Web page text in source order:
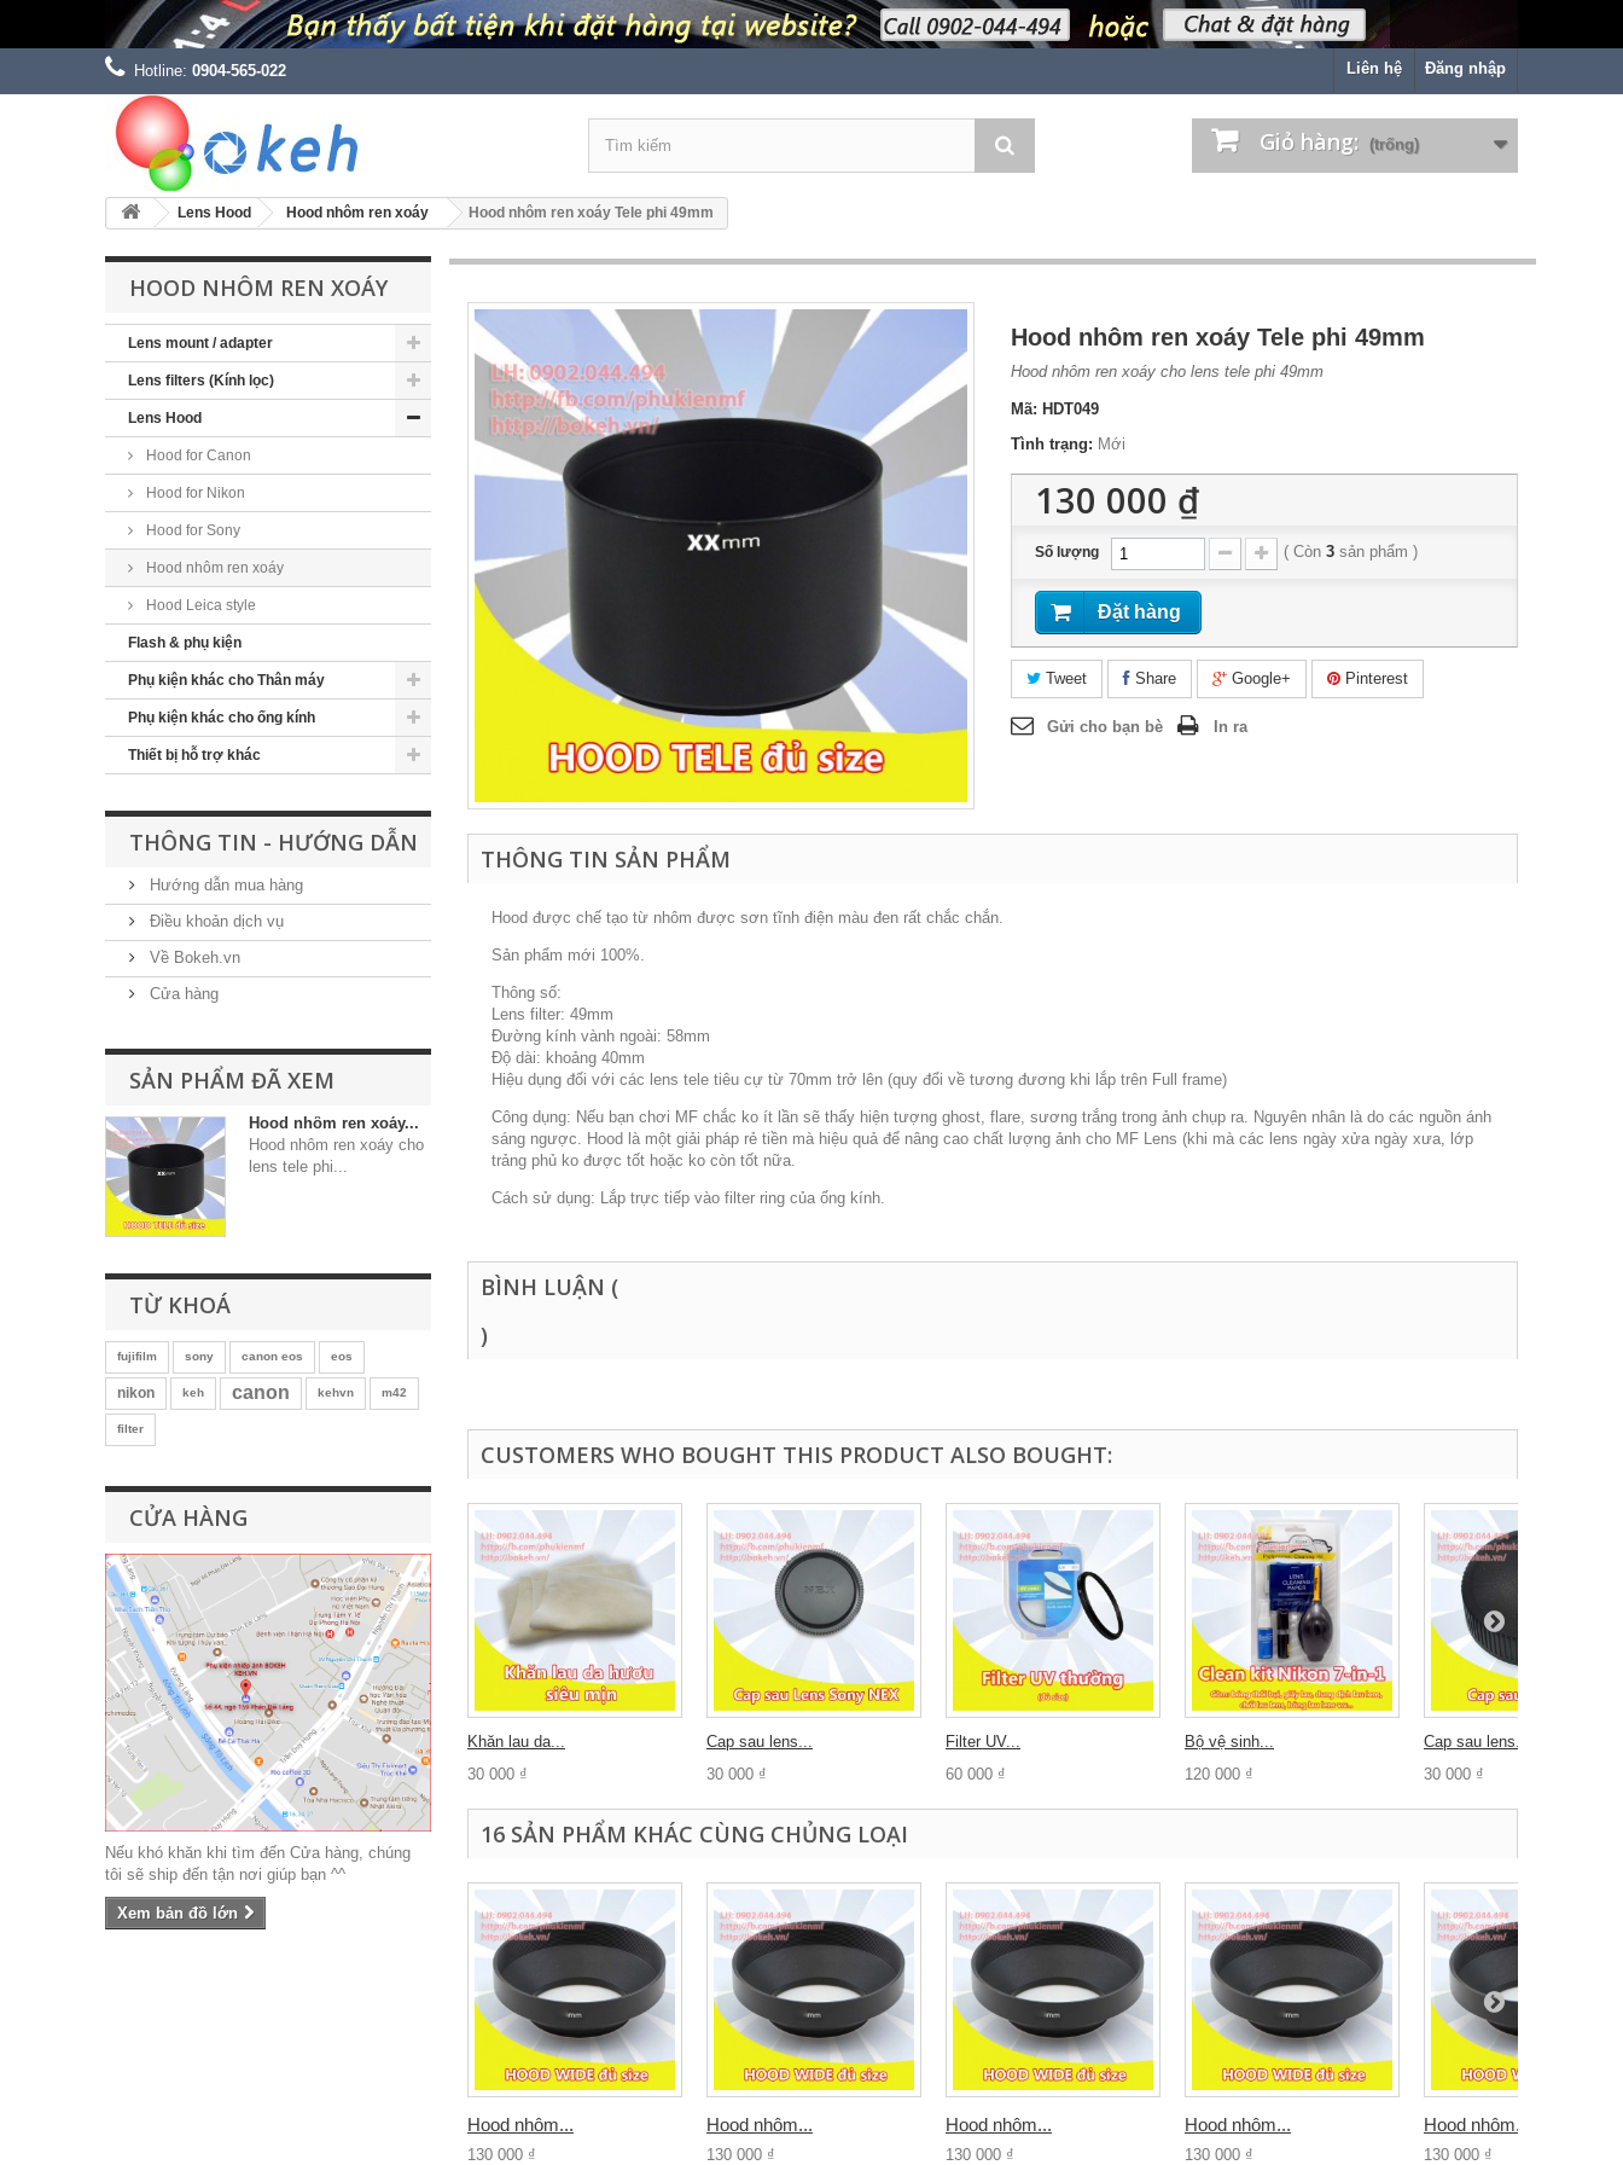
Đăng nhập
Liên hệ
Hotline: 0904-565-022
Giỏ hàng: (trống)
Lens Hood Hood nhôm ren xoáy Hood nhôm ren xoáy Tele phi 49mm
HOOD NHÔM REN XOÁY
Lens mount / adapter
Lens filters (Kính lọc)
Lens Hood
Hood for Canon
Hood for Nikon
Hood for Sony
Hood nhôm ren xoáy
Hood Leica style
Flash & phụ kiện
Phụ kiện khác cho Thân máy
Phụ kiện khác cho ống kính
Thiết bị hỗ trợ khác
THÔNG TIN - HƯỚNG DẪN
Hướng dẫn mua hàng
Điều khoản dịch vụ
Về Bokeh.vn
Cửa hàng
SẢN PHẨM ĐÃ XEM
Hood nhôm ren xoáy...
Hood nhôm ren xoáy cho
lens tele phi...
TỪ KHOÁ
fujifilm sony canon eos eos
nikon keh canon kehvn m42
filter
CỬA HÀNG
Nếu khó khăn khi tìm đến Cửa hàng, chúng
tôi sẽ ship đến tận nơi giúp bạn ^^
Xem bản đồ lớn
Hood nhôm ren xoáy Tele phi 49mm
Hood nhôm ren xoáy cho lens tele phi 49mm
Mã: HDT049
Tình trạng: Mới
130 000 ₫
Số lượng ( Còn 3 sản phẩm )
Đặt hàng
Tweet Share Google+ Pinterest
Gửi cho bạn bè In ra
THÔNG TIN SẢN PHẨM
Hood được chế tạo từ nhôm được sơn tĩnh điện màu đen rất chắc chắn.
Sản phẩm mới 100%.
Thông số:
Lens filter: 49mm
Đường kính vành ngoài: 58mm
Độ dài: khoảng 40mm
Hiệu dụng đối với các lens tele tiêu cự từ 70mm trở lên (quy đổi về tương đương khi lắp trên Full frame)
Công dụng: Nếu bạn chơi MF chắc ko ít lần sẽ thấy hiện tượng ghost, flare, sương trắng trong ảnh chụp ra. Nguyên nhân là do các nguồn ánh
sáng ngược. Hood là một giải pháp rẻ tiền mà hiệu quả để nâng cao chất lượng ảnh cho MF Lens (khi mà các lens ngày xửa ngày xưa, lớp
trảng phủ ko được tốt hoặc ko còn tốt nữa.
Cách sử dụng: Lắp trực tiếp vào filter ring của ống kính.
BÌNH LUẬN (
)
CUSTOMERS WHO BOUGHT THIS PRODUCT ALSO BOUGHT:
Khăn lau da...
30 000 ₫
Cap sau lens...
30 000 ₫
Filter UV...
60 000 ₫
Bộ vệ sinh...
120 000 ₫
Cap sau lens...
30 000 ₫
16 SẢN PHẨM KHÁC CÙNG CHỦNG LOẠI
Hood nhôm...
130 000 ₫
Hood nhôm...
130 000 ₫
Hood nhôm...
130 000 ₫
Hood nhôm...
130 000 ₫
Hood nhôm...
130 000 ₫